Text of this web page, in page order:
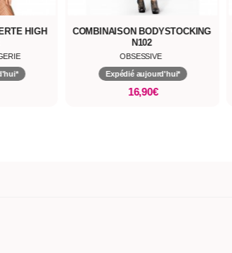
HIGH
COMBINAISON BODYSTOCKING
N102
OBSESSIVE
Expédié aujourd'hui*
16,90€